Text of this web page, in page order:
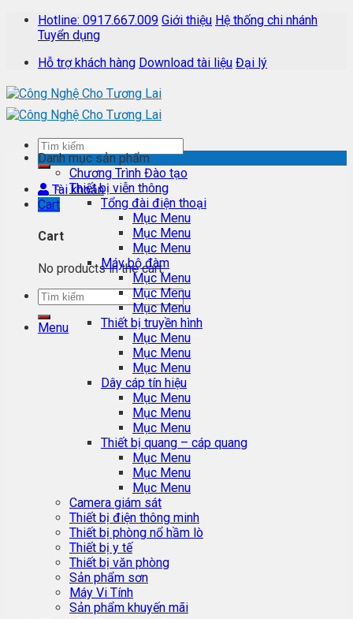
Skip
Hotline: 0917.667.009 Giới thiệu Hệ thống chi nhánh
Tuyển dụng
Hỗ trợ khách hàng Download tài liệu Đại lý
Tài khoản
Cart
Cart
No products in the cart.
Menu
Danh mục sản phẩm
Chương Trình Đào tạo
Thiết bị viễn thông
Tổng đài điện thoại
Mục Menu
Mục Menu
Mục Menu
Máy bộ đàm
Mục Menu
Mục Menu
Mục Menu
Thiết bị truyền hình
Mục Menu
Mục Menu
Mục Menu
Dây cáp tín hiệu
Mục Menu
Mục Menu
Mục Menu
Thiết bị quang – cáp quang
Mục Menu
Mục Menu
Mục Menu
Camera giám sát
Thiết bị điện thông minh
Thiết bị phòng nổ hầm lò
Thiết bị y tế
Thiết bị văn phòng
Sản phẩm sơn
Máy Vi Tính
Sản phẩm khuyến mãi